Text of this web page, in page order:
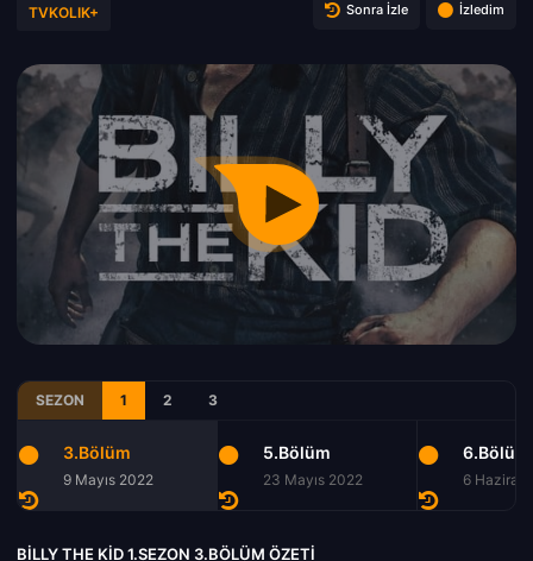
TVKOLIK+ Sonra İzle İzledim
SEZON 1 2 3
3.Bölüm
9 Mayıs 2022
5.Bölüm
23 Mayıs 2022
6.Bölüm
6 Haziran
BILLY THE KID 1.SEZON 3.BÖLÜM ÖZETI